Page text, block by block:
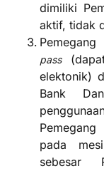
dimiliki
aktif, tidak
pass
elektonik)
Bank
pada
sebesar